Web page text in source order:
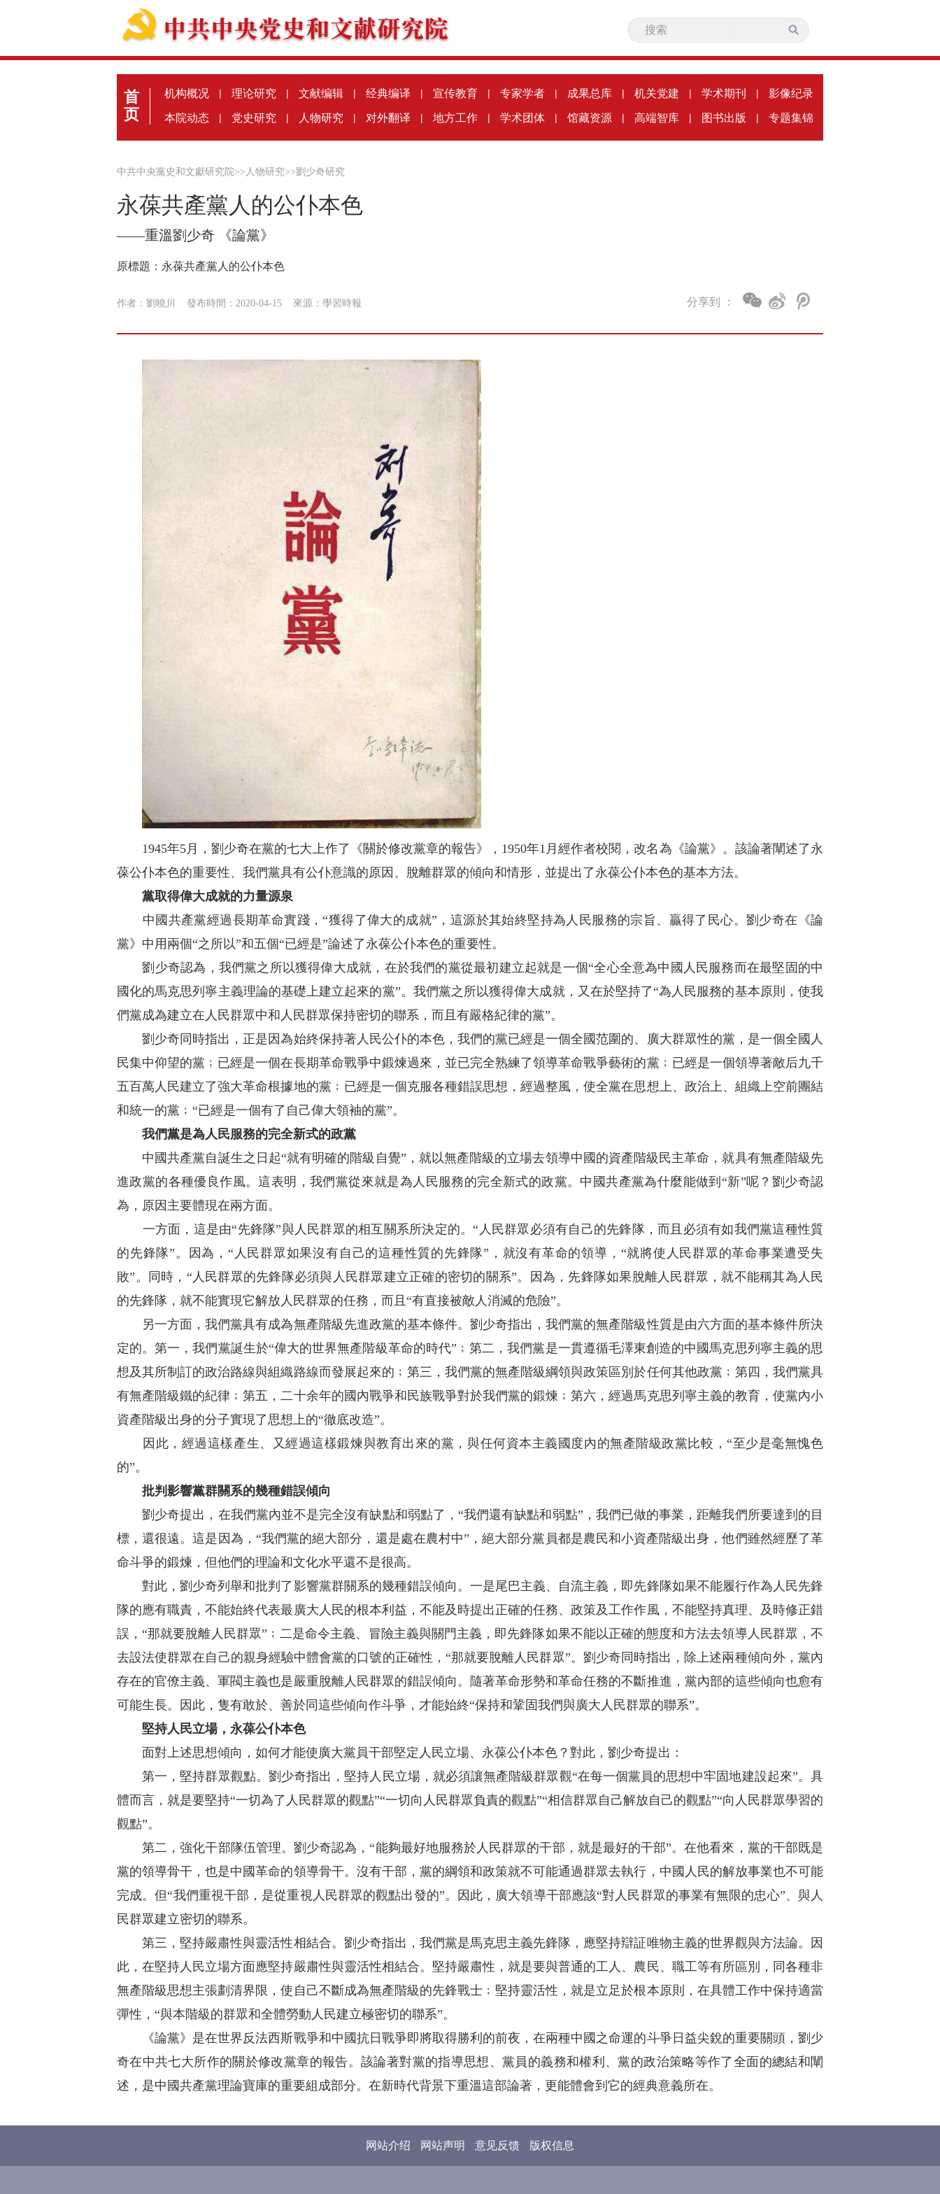
首
页
机构概况 | 理论研究 | 文献编辑 | 经典编译 | 宣传教育 | 专家学者 | 成果总库 | 机关党建 | 学术期刊 | 影像纪录
本院动态 | 党史研究 | 人物研究 | 对外翻译 | 地方工作 | 学术团体 | 馆藏资源 | 高端智库 | 图书出版 | 专题集锦
中共中央黨史和文獻研究院>> 人物研究>>劉少奇研究
永葆共產黨人的公仆本色
——重溫劉少奇 《論黨》
原標題：永葆共產黨人的公仆本色
作者：劉曉川 發布時間：2020-04-15 來源： 學習時報 分享到 ：
1945年5月，劉少奇在黨的七大上作了《關於修改黨章的報告》，1950年1月經作者校閱，改名為《論黨》。該論著闡述了永
葆公仆本色的重要性、我們黨具有公仆意識的原因、脫離群眾的傾向和情形，並提出了永葆公仆本色的基本方法。
黨取得偉大成就的力量源泉
中國共產黨經過長期革命實踐，“獲得了偉大的成就”，這源於其始終堅持為人民服務的宗旨、贏得了民心。劉少奇在《論
黨》中用兩個“之所以”和五個“已經是”論述了永葆公仆本色的重要性。
劉少奇認為，我們黨之所以獲得偉大成就，在於我們的黨從最初建立起就是一個“全心全意為中國人民服務而在最堅固的中
國化的馬克思列寧主義理論的基礎上建立起來的黨”。我們黨之所以獲得偉大成就，又在於堅持了“為人民服務的基本原則，使我
們黨成為建立在人民群眾中和人民群眾保持密切的聯系，而且有嚴格紀律的黨”。
劉少奇同時指出，正是因為始終保持著人民公仆的本色，我們的黨已經是一個全國范圍的、廣大群眾性的黨，是一個全國人
民集中仰望的黨﹔已經是一個在長期革命戰爭中鍛煉過來，並已完全熟練了領導革命戰爭藝術的黨﹔已經是一個領導著敵后九千
五百萬人民建立了強大革命根據地的黨﹔已經是一個克服各種錯誤思想，經過整風，使全黨在思想上、政治上、組織上空前團結
和統一的黨﹔“已經是一個有了自己偉大領袖的黨”。
我們黨是為人民服務的完全新式的政黨
中國共產黨自誕生之日起“就有明確的階級自覺”，就以無產階級的立場去領導中國的資產階級民主革命，就具有無產階級先
進政黨的各種優良作風。這表明，我們黨從來就是為人民服務的完全新式的政黨。中國共產黨為什麼能做到“新”呢？劉少奇認
為，原因主要體現在兩方面。
一方面，這是由“先鋒隊”與人民群眾的相互關系所決定的。“人民群眾必須有自己的先鋒隊，而且必須有如我們黨這種性質
的先鋒隊”。因為，“人民群眾如果沒有自己的這種性質的先鋒隊”，就沒有革命的領導，“就將使人民群眾的革命事業遭受失
敗”。同時，“人民群眾的先鋒隊必須與人民群眾建立正確的密切的關系”。因為，先鋒隊如果脫離人民群眾，就不能稱其為人民
的先鋒隊，就不能實現它解放人民群眾的任務，而且“有直接被敵人消滅的危險”。
另一方面，我們黨具有成為無產階級先進政黨的基本條件。劉少奇指出，我們黨的無產階級性質是由六方面的基本條件所決
定的。第一，我們黨誕生於“偉大的世界無產階級革命的時代”﹔第二，我們黨是一貫遵循毛澤東創造的中國馬克思列寧主義的思
想及其所制訂的政治路線與組織路線而發展起來的﹔第三，我們黨的無產階級綱領與政策區別於任何其他政黨﹔第四，我們黨具
有無產階級鐵的紀律﹔第五，二十余年的國內戰爭和民族戰爭對於我們黨的鍛煉﹔第六，經過馬克思列寧主義的教育，使黨內小
資產階級出身的分子實現了思想上的“徹底改造”。
因此，經過這樣產生、又經過這樣鍛煉與教育出來的黨，與任何資本主義國度內的無產階級政黨比較，“至少是毫無愧色
的”。
批判影響黨群關系的幾種錯誤傾向
劉少奇提出，在我們黨內並不是完全沒有缺點和弱點了，“我們還有缺點和弱點”，我們已做的事業，距離我們所要達到的目
標，還很遠。這是因為，“我們黨的絕大部分，還是處在農村中”，絕大部分黨員都是農民和小資產階級出身，他們雖然經歷了革
命斗爭的鍛煉，但他們的理論和文化水平還不是很高。
對此，劉少奇列舉和批判了影響黨群關系的幾種錯誤傾向。一是尾巴主義、自流主義，即先鋒隊如果不能履行作為人民先鋒
隊的應有職責，不能始終代表最廣大人民的根本利益，不能及時提出正確的任務、政策及工作作風，不能堅持真理、及時修正錯
誤，“那就要脫離人民群眾”﹔二是命令主義、冒險主義與關門主義，即先鋒隊如果不能以正確的態度和方法去領導人民群眾，不
去設法使群眾在自己的親身經驗中體會黨的口號的正確性，“那就要脫離人民群眾”。劉少奇同時指出，除上述兩種傾向外，黨內
存在的官僚主義、軍閥主義也是嚴重脫離人民群眾的錯誤傾向。隨著革命形勢和革命任務的不斷推進，黨內部的這些傾向也愈有
可能生長。因此，隻有敢於、善於同這些傾向作斗爭，才能始終“保持和鞏固我們與廣大人民群眾的聯系”。
堅持人民立場，永葆公仆本色
面對上述思想傾向，如何才能使廣大黨員干部堅定人民立場、永葆公仆本色？對此，劉少奇提出：
第一，堅持群眾觀點。劉少奇指出，堅持人民立場，就必須讓無產階級群眾觀“在每一個黨員的思想中牢固地建設起來”。具
體而言，就是要堅持“一切為了人民群眾的觀點”“一切向人民群眾負責的觀點”“相信群眾自己解放自己的觀點”“向人民群眾學習的
觀點”。
第二，強化干部隊伍管理。劉少奇認為，“能夠最好地服務於人民群眾的干部，就是最好的干部”。在他看來，黨的干部既是
黨的領導骨干，也是中國革命的領導骨干。沒有干部，黨的綱領和政策就不可能通過群眾去執行，中國人民的解放事業也不可能
完成。但“我們重視干部，是從重視人民群眾的觀點出發的”。因此，廣大領導干部應該“對人民群眾的事業有無限的忠心”、與人
民群眾建立密切的聯系。
第三，堅持嚴肅性與靈活性相結合。劉少奇指出，我們黨是馬克思主義先鋒隊，應堅持辯証唯物主義的世界觀與方法論。因
此，在堅持人民立場方面應堅持嚴肅性與靈活性相結合。堅持嚴肅性，就是要與普通的工人、農民、職工等有所區別，同各種非
無產階級思想主張劃清界限，使自己不斷成為無產階級的先鋒戰士﹔堅持靈活性，就是立足於根本原則，在具體工作中保持適當
彈性，“與本階級的群眾和全體勞動人民建立極密切的聯系”。
《論黨》是在世界反法西斯戰爭和中國抗日戰爭即將取得勝利的前夜，在兩種中國之命運的斗爭日益尖銳的重要關頭，劉少
奇在中共七大所作的關於修改黨章的報告。該論著對黨的指導思想、黨員的義務和權利、黨的政治策略等作了全面的總結和闡
述，是中國共產黨理論寶庫的重要組成部分。在新時代背景下重溫這部論著，更能體會到它的經典意義所在。
网站介绍 网站声明 意见反馈 版权信息